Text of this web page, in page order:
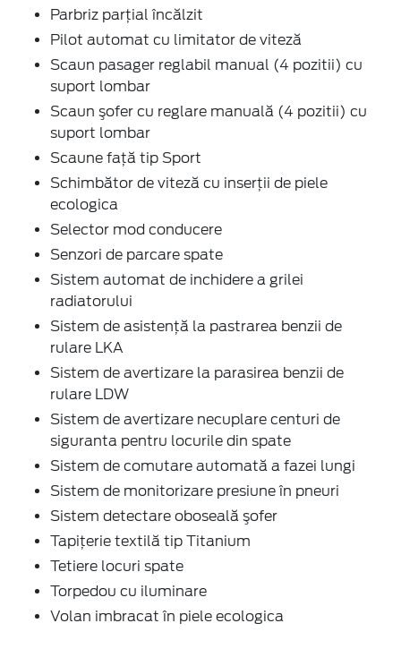
Parbriz parţial încălzit
Pilot automat cu limitator de viteză
Scaun pasager reglabil manual (4 pozitii) cu
suport lombar
Scaun şofer cu reglare manuală (4 pozitii) cu
suport lombar
Scaune faţă tip Sport
Schimbător de viteză cu inserţii de piele
ecologica
Selector mod conducere
Senzori de parcare spate
Sistem automat de inchidere a grilei
radiatorului
Sistem de asistenţă la pastrarea benzii de
rulare LKA
Sistem de avertizare la parasirea benzii de
rulare LDW
Sistem de avertizare necuplare centuri de
siguranta pentru locurile din spate
Sistem de comutare automată a fazei lungi
Sistem de monitorizare presiune în pneuri
Sistem detectare oboseală şofer
Tapiţerie textilă tip Titanium
Tetiere locuri spate
Torpedou cu iluminare
Volan imbracat în piele ecologica